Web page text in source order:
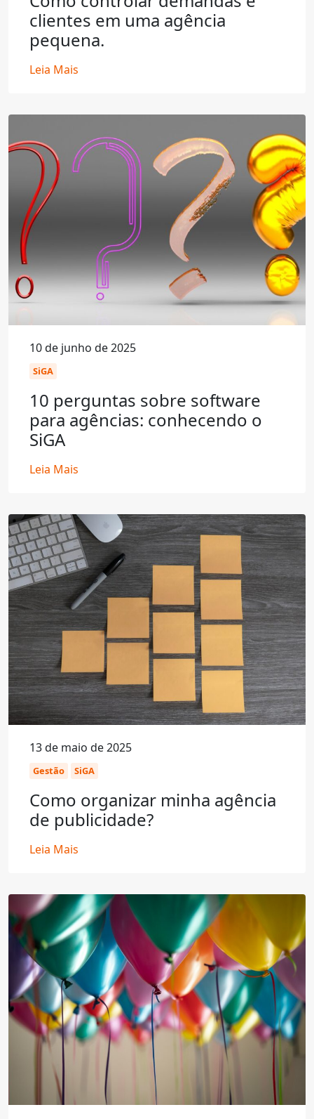
clientes em uma agência
pequena.
Leia Mais
10 de junho de 2025
SiGA
10 perguntas sobre software
para agências: conhecendo o
SiGA
Leia Mais
13 de maio de 2025
Gestão SiGA
Como organizar minha agência
de publicidade?
Leia Mais